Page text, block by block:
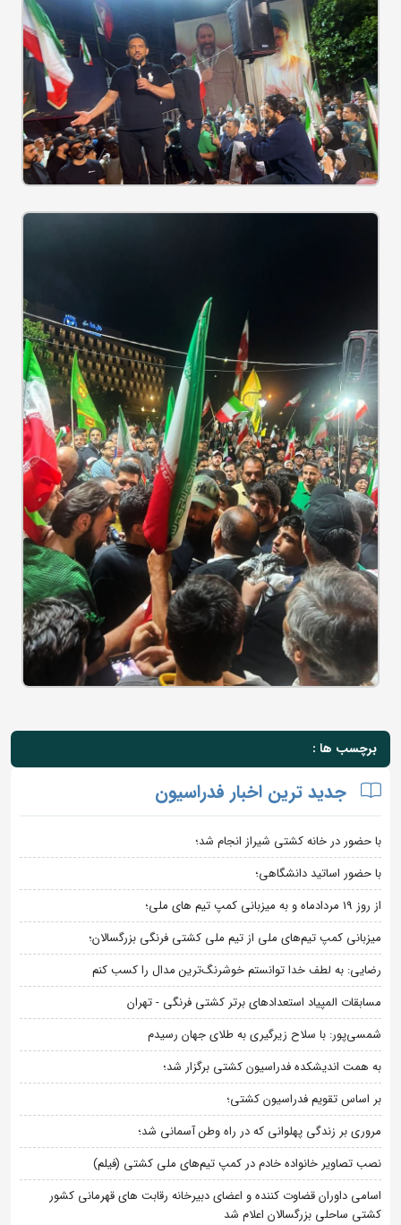
برچسب ها :
جدید ترین اخبار فدراسیون
با حضور در خانه کشتی شیراز انجام شد؛
با حضور اساتید دانشگاهی؛
از روز 19 مردادماه و به میزبانی کمپ تیم های ملی؛
میزبانی کمپ تیم‌های ملی از تیم ملی کشتی فرنگی بزرگسالان؛
رضایی: به لطف خدا توانستم خوشرنگ‌ترین مدال را کسب کنم
مسابقات المپیاد استعدادهای برتر کشتی فرنگی - تهران
شمسی‌پور: با سلاح زیرگیری به طلای جهان رسیدم
به همت اندیشکده فدراسیون کشتی برگزار شد؛
بر اساس تقویم فدراسیون کشتی؛
مروری بر زندگی پهلوانی که در راه وطن آسمانی شد؛
نصب تصاویر خانواده خادم در کمپ تیم‌های ملی کشتی (فیلم)
اسامی داوران قضاوت کننده و اعضای دبیرخانه رقابت های قهرمانی کشور
کشتی ساحلی بزرگسالان اعلام شد